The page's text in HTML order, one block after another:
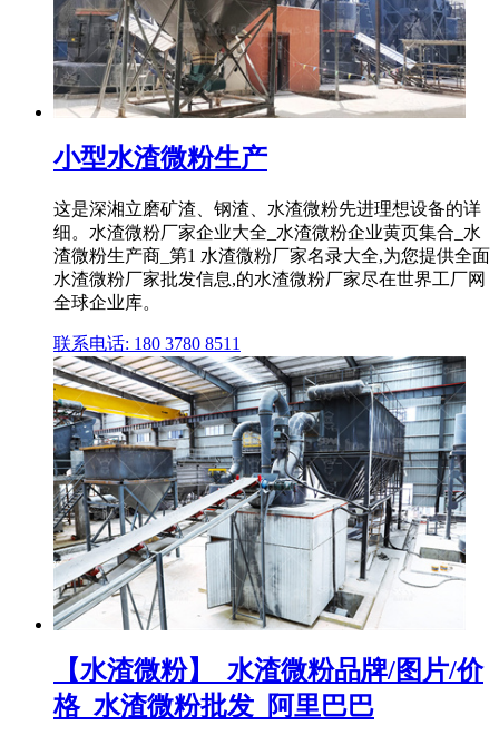
小型水渣微粉生产
这是深湘立磨矿渣、钢渣、水渣微粉先进理想设备的详
细。水渣微粉厂家企业大全_水渣微粉企业黄页集合_水
渣微粉生产商_第1 水渣微粉厂家名录大全,为您提供全面
水渣微粉厂家批发信息,的水渣微粉厂家尽在世界工厂网
全球企业库。
联系电话: 180 3780 8511
【水渣微粉】_水渣微粉品牌/图片/价
格_水渣微粉批发_阿里巴巴